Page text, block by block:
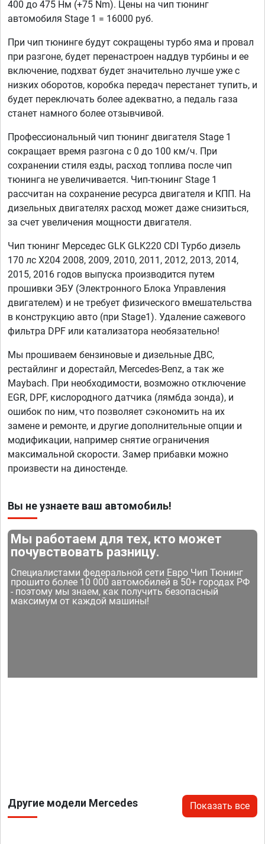
400 до 475 Нм (+75 Nm). Цены на чип тюнинг
автомобиля Stage 1 = 16000 руб.
При чип тюнинге будут сокращены турбо яма и провал
при разгоне, будет перенастроен наддув турбины и ее
включение, подхват будет значительно лучше уже с
низких оборотов, коробка передач перестанет тупить, и
будет переключать более адекватно, а педаль газа
станет намного более отзывчивой.
Профессиональный чип тюнинг двигателя Stage 1
сокращает время разгона с 0 до 100 км/ч. При
сохранении стиля езды, расход топлива после чип
тюнинга не увеличивается. Чип-тюнинг Stage 1
рассчитан на сохранение ресурса двигателя и КПП. На
дизельных двигателях расход может даже снизиться,
за счет увеличения мощности двигателя.
Чип тюнинг Мерседес GLK GLK220 CDI Турбо дизель
170 лс X204 2008, 2009, 2010, 2011, 2012, 2013, 2014,
2015, 2016 годов выпуска производится путем
прошивки ЭБУ (Электронного Блока Управления
двигателем) и не требует физического вмешательства
в конструкцию авто (при Stage1). Удаление сажевого
фильтра DPF или катализатора необязательно!
Мы прошиваем бензиновые и дизельные ДВС,
рестайлинг и дорестайл, Mercedes-Benz, а так же
Maybach. При необходимости, возможно отключение
EGR, DPF, кислородного датчика (лямбда зонда), и
ошибок по ним, что позволяет сэкономить на их
замене и ремонте, и другие дополнительные опции и
модификации, например снятие ограничения
максимальной скорости. Замер прибавки можно
произвести на диностенде.
Вы не узнаете ваш автомобиль!
Мы работаем для тех, кто может
почувствовать разницу.
Специалистами федеральной сети Евро Чип Тюнинг
прошито более 10 000 автомобилей в 50+ городах РФ
- поэтому мы знаем, как получить безопасный
максимум от каждой машины!
Другие модели Mercedes Показать все